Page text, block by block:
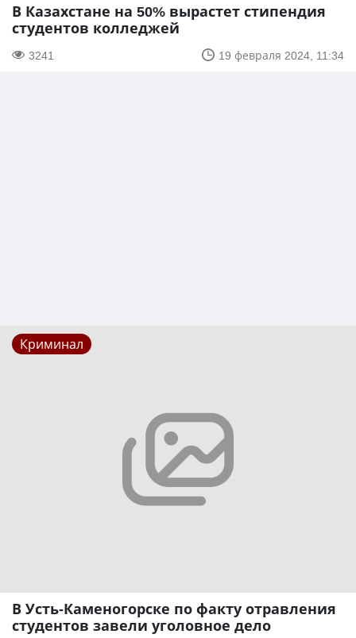
В Казахстане на 50% вырастет стипендия
студентов колледжей
3241 19 февраля 2024, 11:34
Криминал
В Усть-Каменогорске по факту отравления
студентов завели уголовное дело